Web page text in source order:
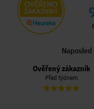
Ověřený zákazník
Před týdnem